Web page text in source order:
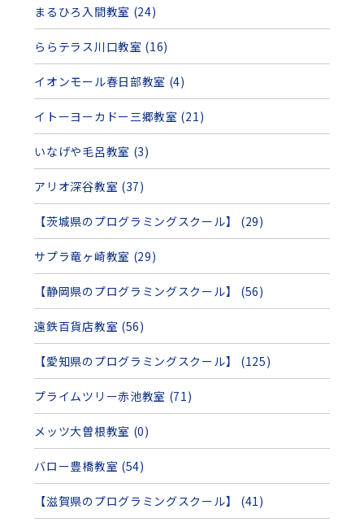
まるひろ入間教室 (24)
ららテラス川口教室 (16)
イオンモール春日部教室 (4)
イトーヨーカドー三郷教室 (21)
いなげや毛呂教室 (3)
アリオ深谷教室 (37)
【茨城県のプログラミングスクール】 (29)
サプラ竜ヶ崎教室 (29)
【静岡県のプログラミングスクール】 (56)
遠鉄百貨店教室 (56)
【愛知県のプログラミングスクール】 (125)
プライムツリー赤池教室 (71)
メッツ大曽根教室 (0)
バロー豊橋教室 (54)
【滋賀県のプログラミングスクール】 (41)